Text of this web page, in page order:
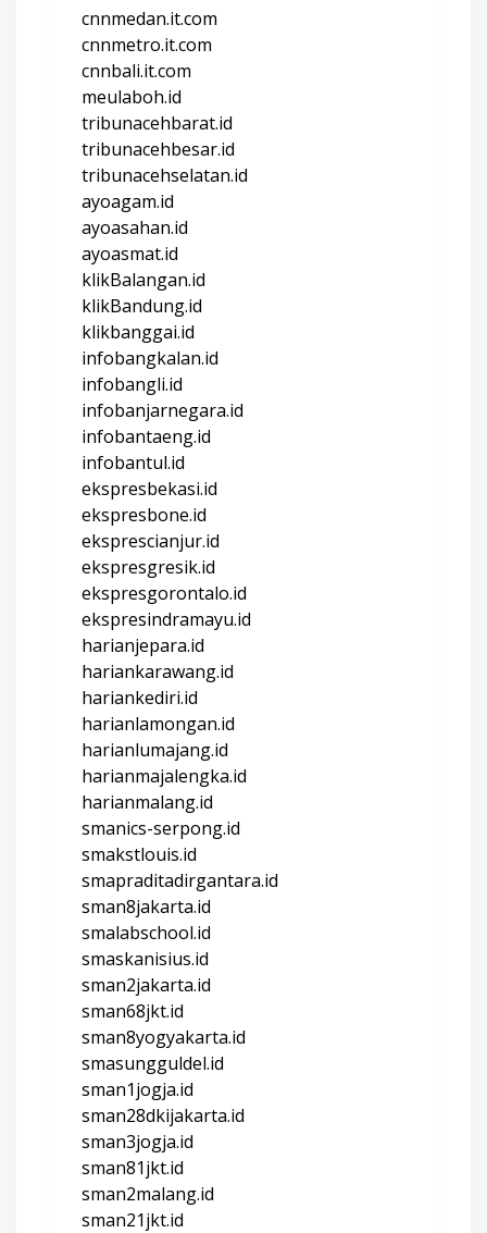
cnnmedan.it.com
cnnmetro.it.com
cnnbali.it.com
meulaboh.id
tribunacehbarat.id
tribunacehbesar.id
tribunacehselatan.id
ayoagam.id
ayoasahan.id
ayoasmat.id
klikBalangan.id
klikBandung.id
klikbanggai.id
infobangkalan.id
infobangli.id
infobanjarnegara.id
infobantaeng.id
infobantul.id
ekspresbekasi.id
ekspresbone.id
eksprescianjur.id
ekspresgresik.id
ekspresgorontalo.id
ekspresindramayu.id
harianjepara.id
hariankarawang.id
hariankediri.id
harianlamongan.id
harianlumajang.id
harianmajalengka.id
harianmalang.id
smanics-serpong.id
smakstlouis.id
smapraditadirgantara.id
sman8jakarta.id
smalabschool.id
smaskanisius.id
sman2jakarta.id
sman68jkt.id
sman8yogyakarta.id
smasungguldel.id
sman1jogja.id
sman28dkijakarta.id
sman3jogja.id
sman81jkt.id
sman2malang.id
sman21jkt.id